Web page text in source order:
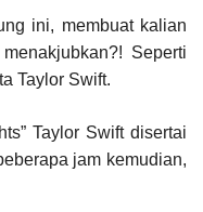
ini, membuat kalian
Seperti
Taylor Swift.
Taylor Swift disertai
jam kemudian,